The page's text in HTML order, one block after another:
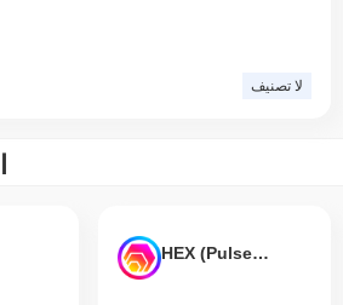
لا تصنيف
HEX (Pulsechain)